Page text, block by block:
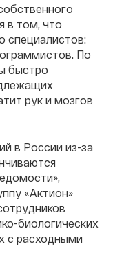
в том, что
специалистов:
По
быстро
рук и мозгов
в России из-за
«Актион»
биологических
с расходными